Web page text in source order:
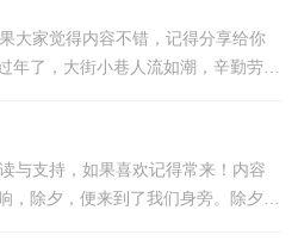
大家觉得内容不错，记得分享给你
年了，大街小巷人流如潮，辛勤劳动
与支持，如果喜欢记得常来！内容
，除夕，便来到了我们身旁。除夕，